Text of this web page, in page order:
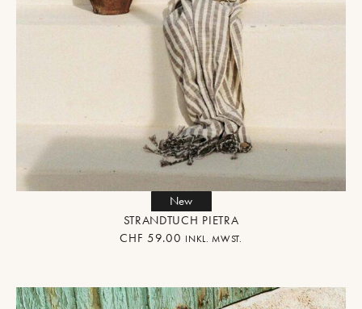
New
STRANDTUCH PIETRA
CHF 59.00 INKL. MWST.